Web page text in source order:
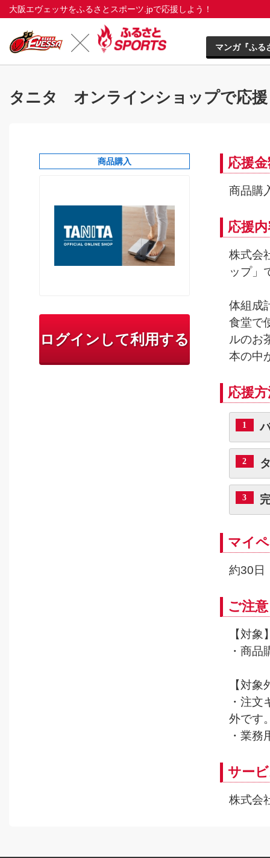
大阪エヴェッサをふるさとスポーツ.jpで応援しよう！
マンガ『ふる
タニタ オンラインショップで応援
商品購入
ログインして利用する
応援
商品購
応援
株式会
ップ」
体組成
食堂で
ルのお
本の中
応援
1
2
3
マイ
約30日
ご注意
【対象
・商
【対象
・注
外です
・業
サー
株式会